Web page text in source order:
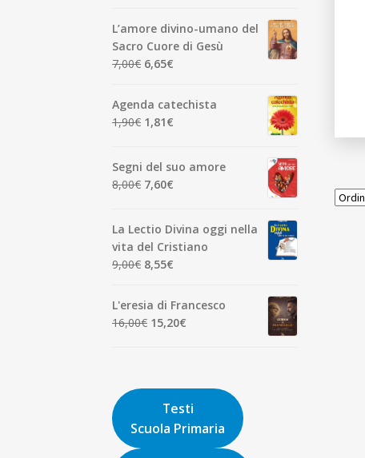
originale
era:
7,00€.
attuale
L’amore divino-umano del
Sacro Cuore di Gesù
7,00€ Il
originale
era:
7,00€.
6,65€
attuale
Agenda catechista
1,90€ Il
era:
1,90€.
1,81€
è:
Segni del suo amore
8,00€ Il
era:
8,00€.
7,60€
è:
7,60€.
La Lectio Divina oggi nella
vita del Cristiano
9,00€ Il
originale
era:
9,00€.
8,55€
attuale
è:
L'eresia di Francesco
16,00€ Il
16,00€.
15,20€
15,20€.
Testi
Scuola Primaria